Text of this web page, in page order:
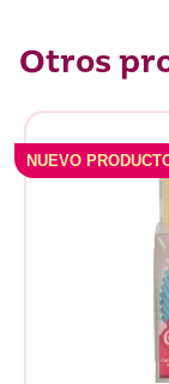
Otros
NUEVO